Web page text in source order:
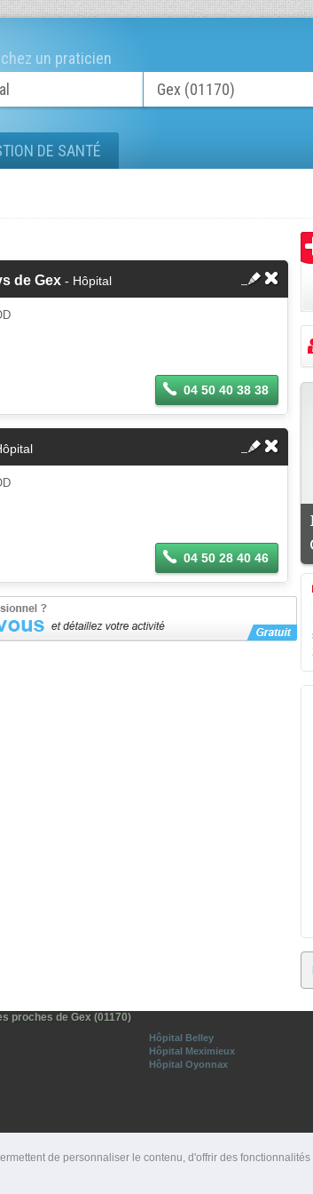
de personnaliser le contenu, d'offrir des
un praticien
DE SANTÉ
de Gex - Hôpital
04 50 40 38 38
04 50 28 40 46
proches de Gex (01170)
Hôpital Belley
Hôpital Meximieux
Hôpital Oyonnax